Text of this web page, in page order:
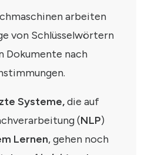
arbeiten
von Schlüsselwörtern
Dokumente nach
Systeme,die auf
(NLP)
Lernen, gehen noch